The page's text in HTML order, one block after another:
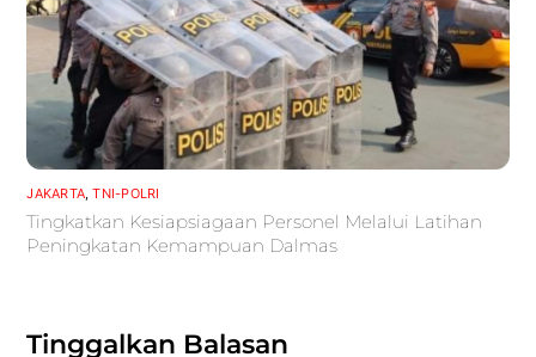
JAKARTA,TNI-POLRI
Tingkatkan Kesiapsiagaan Personel Melalui Latihan
Peningkatan Kemampuan Dalmas
Tinggalkan Balasan